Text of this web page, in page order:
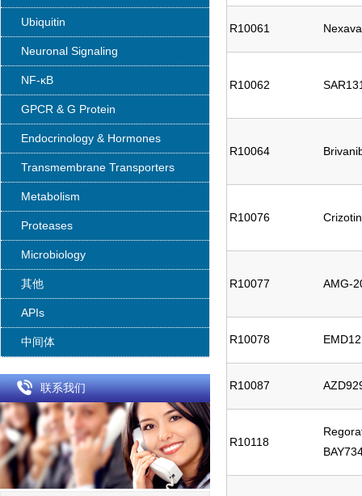
Ubiquitin
Neuronal Signaling
NF-κB
GPCR & G Protein
Endocrinology & Hormones
Transmembrane Transporters
Metabolism
Proteases
Microbiology
其他
APIs
中间体
联系我们
R10061
R10062
R10064
R10076
R10077 AMG-
R10078
R10087
R10118